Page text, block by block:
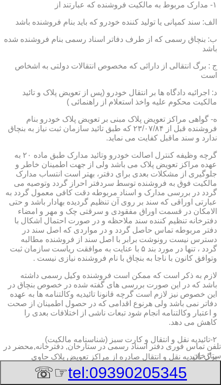
۱- مدارک مربوط به مالکیت فروشنده که عبارتند از
الف: سند کمپانی یا تولید کننده خودرو که باید بنام فروشنده باشد
ب: بنچاق رسمی که از طرف دفاتر اسناد رسمی بنام فروشنده شده
باشد
ج : برگ انتقالی از دارائی که مخصوص انتقالات دولتی به اشخاص
است
د: اجرائیه دادگاه ها بر انتقال خودرو (پس از تعویض پلاک و تائید
مالکیت محکوم علیه واخذ استعلام از راهنمائی )
ه- گواهی مراکز تعویض پلاک مبنی بر تعویض پلاک خودرو بنام
فروشنده قبل از ۲۳/۰۷/۸۴ که طبق تائید سازمان ثبت نیاز به بنچاق
ندارد و سند ماقبل کفایت می نماید.
گرچه وظیفه کنترل اصالت خودرو وتائید مدارک طبق ماده ۲۰ به
عهده مراکز تعویض پلاک می باشد ولی از جهت اطمینان خاطر و
جلوگیری از مشکلات بعدی برای دفتر، بهتر است انتساب مدارک
مالکیت فوق به فروشنده توسط سردفتر احراز گردد وتوصیه می
گردد در بررسی مدارک و اسناد مربوطه دقت کافی معمول گردد به
عبارتی اوراقی که سند بر روی آن تنظیم گردیده بهادار باشد و حتی
الامکان در قسمت اوراق مفقودی و سرقتی چک و مهر و امضاء
دفترخانه تنظیم کننده سند ملاحظه و در صورت احتمال اشکال با
دفتر مربوطه تماس حاصل گردد و در مواردی که اصل سند در
دسترس نیست رونوشت برابر با اصل سند از فروشنده مطالبه
گردد ، تنها در مورد بند ۵ با عنایت به موافقت ریاست سازمان ثبت
وتوافق کانون با ناجا به بنچاق با نام فروشنده نیازی نیست .
لازم به ذکر است که ممکن است فروشنده وکیل رسمی داشته
باشد که در این صورت بررسی های گفته شده در خصوص بنچاق در
این خصوص نیز لازم است گرچه قانونا تائیدیه وکالتنامه ها به عهده
دفاتر نمی باشد ولی هرنوع اقدامی که در حصول اطمینان از صحت
و اعتبار وکالتنامه انجام شود تبعات ناشی از اختلافات بعدی را
کاهش می دهد.
۲-تائیدیه نقل و انتقال و کارت سبز (شناسنامه مالکیت)
برگ تائیدیه نقل و انتقال صادره از مراکز تعویض پلاک حاوی
مشخصات کامل خودرو اعم از نوع ، سیستم ، مدل ، رنگ ، شماره
تلفن تماس فوری دفتر اسناد رسمی در ستارخان, دفترخانه,محضر در
ستارخان
tel:09390205345
☞☏